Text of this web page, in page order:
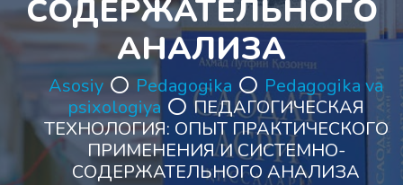
СОДЕРЖАТЕЛЬНОГО
АНАЛИЗА
Asosiy Pedagogika
Pedagogika va
psixologiya
ПЕДАГОГИЧЕСКАЯ
ТЕХНОЛОГИЯ: ОПЫТ ПРАКТИЧЕСКОГО
ПРИМЕНЕНИЯ И СИСТЕМНО-
СОДЕРЖАТЕЛЬНОГО АНАЛИЗА